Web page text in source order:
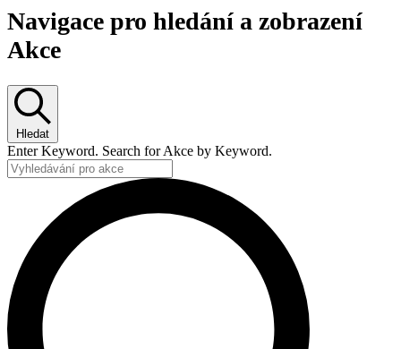
Navigace pro hledání a zobrazení
Akce
Hledat
Enter Keyword. Search for Akce by Keyword.